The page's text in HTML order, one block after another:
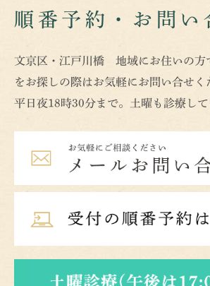
順番予約・お問い
文京区・江戸川橋 地域にお住いの方
をお探しの際はお気軽にお問い合せく
平日夜18時30分まで。土曜も診療して